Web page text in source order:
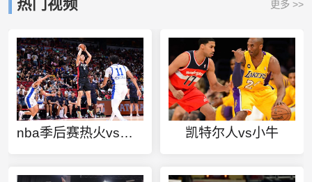
热门视频 更多 >>
nba季后赛热火vs老鹰录像 凯特尔人vs小牛